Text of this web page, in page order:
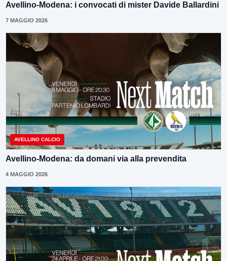
Avellino-Modena: i convocati di mister Davide Ballardini
7 MAGGIO 2026
AVELLINO CALCIO
Avellino-Modena: da domani via alla prevendita
4 MAGGIO 2026